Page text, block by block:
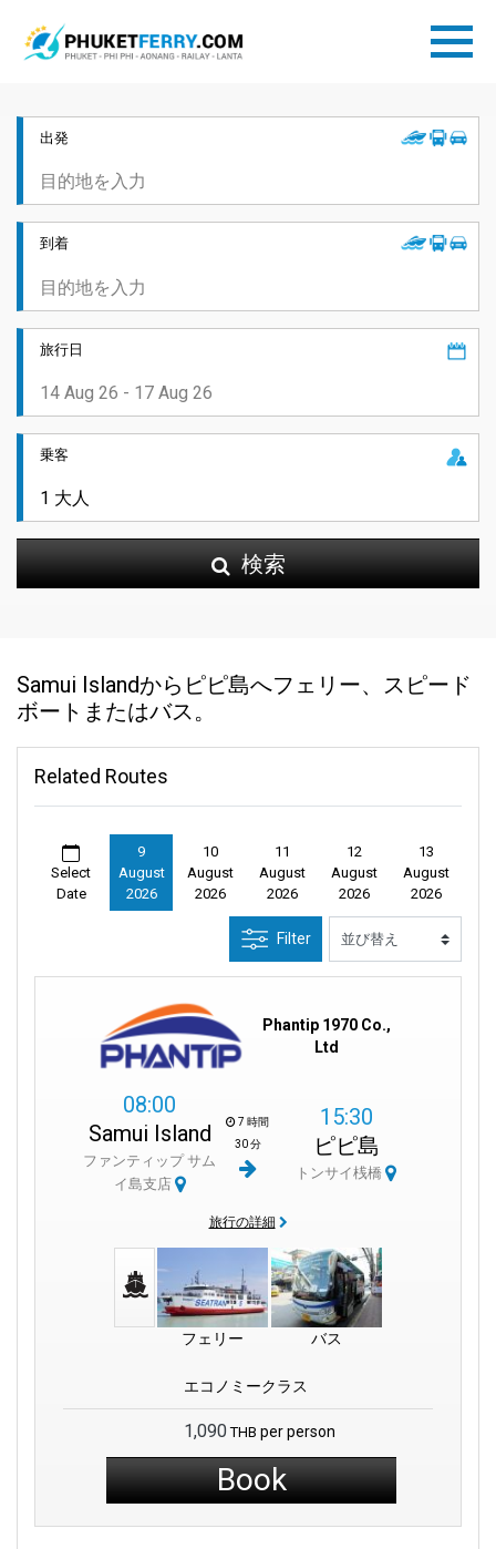
出発
到着
旅行日
乗客
検索
Samui Islandからピピ島へフェリー、スピード
ボートまたはバス。
Related Routes
Select
Date
9
August
2026
10
August
2026
11
August
2026
12
August
2026
13
August
2026
Filter
Phantip 1970 Co.,
Ltd
08:00
Samui Island
ファンティップ サム
イ島支店
7 時間
30 分
15:30
ピピ島
トンサイ桟橋
旅行の詳細
フェリー バス
エコノミークラス
1,090 THB per person
Book